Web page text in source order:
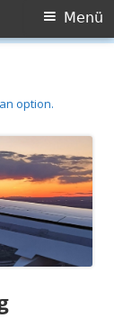
option.
Menü